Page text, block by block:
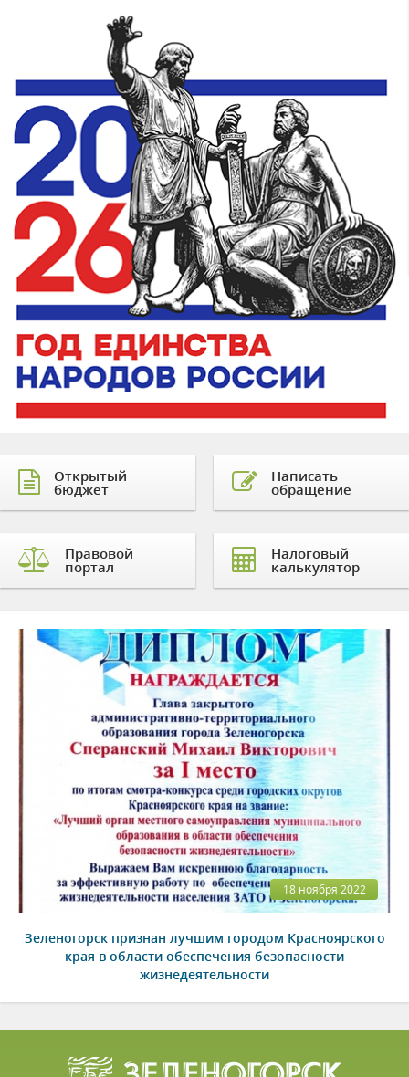
Открытый
бюджет
Правовой
портал
Написать
обращение
Налоговый
калькулятор
18 ноября 2022
Зеленогорск признан лучшим городом Красноярского
края в области обеспечения безопасности
жизнедеятельности